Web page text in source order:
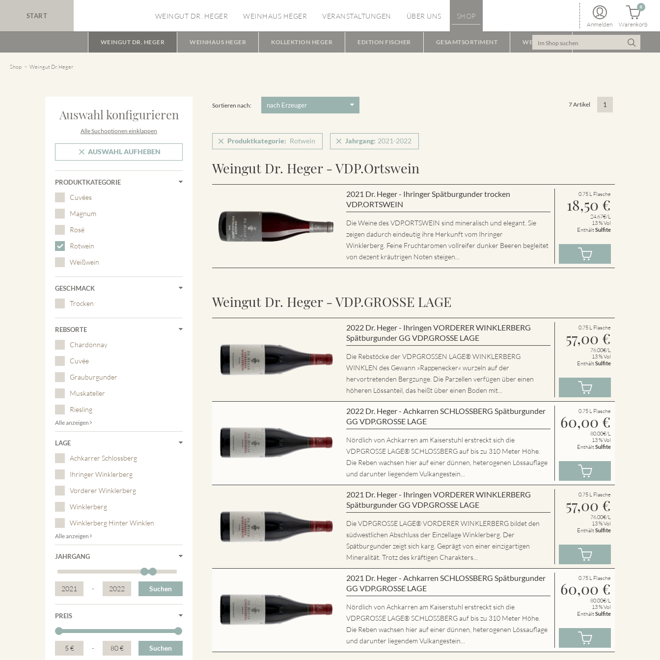
START WEINGUT DR. HEGER WEINHAUS HEGER VERANSTALTUNGEN ÜBER UNS SHOP
Anmelden Warenkorb
0
WEINGUT DR. HEGER WEINHAUS HEGER KOLLEKTION HEGER EDITION FISCHER GESAMTSORTIMENT WEINPAKET
Shop Weingut Dr. Heger
Auswahl konfigurieren
Alle Suchoptionen einklappen
AUSWAHL AUFHEBEN
PRODUKTKATEGORIE
Cuvées
Magnum
Rosé
Rotwein
Weißwein
GESCHMACK
Trocken
REBSORTE
Chardonnay
Cuvée
Grauburgunder
Muskateller
Riesling
Alle anzeigen
LAGE
Achkarrer Schlossberg
Ihringer Winklerberg
Vorderer Winklerberg
Winklerberg
Winklerberg Hinter Winklen
Alle anzeigen
JAHRGANG
2021 - 2022 Suchen
PREIS
5 € - 80 € Suchen
Sortieren nach: 7 Artikel 1
Produktkategorie: Rotwein Jahrgang: 2021-2022
Weingut Dr. Heger - VDP.Ortswein
2021 Dr. Heger - Ihringer Spätburgunder trocken
VDP.ORTSWEIN
Die Weine des VDP.ORTSWEIN sind mineralisch und elegant. Sie
zeigen dadurch eindeutig ihre Herkunft vom Ihringer
Winklerberg. Feine Fruchtaromen vollreifer dunker Beeren begleitet
von dezent kräutrigen Noten steigen...
0.75 L Flasche
18,50 €
24.67€/L
13 % Vol
EnthältSulfite
Weingut Dr. Heger - VDP.GROSSE LAGE
2022 Dr. Heger - Ihringen VORDERER WINKLERBERG
Spätburgunder GG VDP.GROSSE LAGE
Die Rebstöcke der VDP.GROSSEN LAGE® WINKLERBERG
WINKLEN des Gewann »Rappenecker« wurzeln auf der
hervortretenden Bergzunge. Die Parzellen verfügen über einen
höheren Lössanteil, das heißt über einen Boden mit...
0.75 L Flasche
57,00 €
76.00€/L
13 % Vol
EnthältSulfite
2022 Dr. Heger - Achkarren SCHLOSSBERG Spätburgunder
GG VDP.GROSSE LAGE
Nördlich von Achkarren am Kaiserstuhl erstreckt sich die
VDP.GROSSE LAGE® SCHLOSSBERG auf bis zu 310 Meter Höhe.
Die Reben wachsen hier auf einer dünnen, heterogenen Lössauflage
und darunter liegendem Vulkangestein...
0.75 L Flasche
60,00 €
80.00€/L
13 % Vol
EnthältSulfite
2021 Dr. Heger - Ihringen VORDERER WINKLERBERG
Spätburgunder GG VDP.GROSSE LAGE
Die VDP.GROSSE LAGE® VORDERER WINKLERBERG bildet den
südwestlichen Abschluss der Einzellage Winklerberg. Der
Spätburgunder zeigt sich karg. Geprägt von einer einzigartigen
Mineralität. Trotz des kräftigen Charakters...
0.75 L Flasche
57,00 €
76.00€/L
13 % Vol
EnthältSulfite
2021 Dr. Heger - Achkarren SCHLOSSBERG Spätburgunder
GG VDP.GROSSE LAGE
Nördlich von Achkarren am Kaiserstuhl erstreckt sich die
VDP.GROSSE LAGE® SCHLOSSBERG auf bis zu 310 Meter Höhe.
Die Reben wachsen hier auf einer dünnen, heterogenen Lössauflage
und darunter liegendem Vulkangestein...
0.75 L Flasche
60,00 €
80.00€/L
13 % Vol
EnthältSulfite